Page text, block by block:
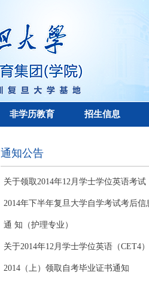
非学历教育 招生信息
通知公告
关于领取2014年12月学士学位英语考
2014年下半年复旦大学自学考试考后信
通 知（护理专业）
关于2014年12月学士学位英语（CET4
2014（上）领取自考毕业证书通知